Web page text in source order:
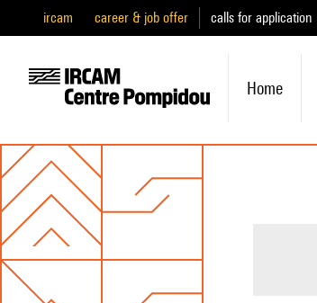
ircam career & job offer calls for application
Home